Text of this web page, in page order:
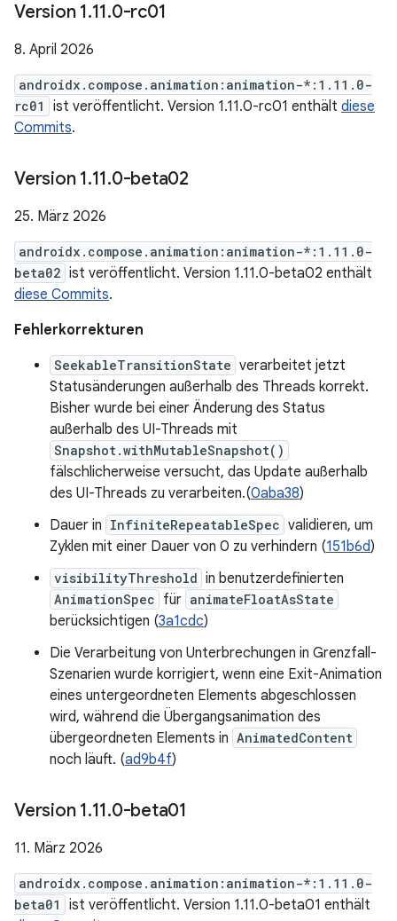
Version 1.11.0-rc01
8. April 2026
androidx.compose.animation:animation-*:1.11.0-
rc01
ist veröffentlicht. Version 1.11.0-rc01 enthält diese
Commits.
Version 1.11.0-beta02
25. März 2026
androidx.compose.animation:animation-*:1.11.0-
beta02 ist veröffentlicht. Version 1.11.0-beta02 enthält
diese Commits.
Fehlerkorrekturen
SeekableTransitionState verarbeitet jetzt
Statusänderungen außerhalb des Threads korrekt.
Bisher wurde bei einer Änderung des Status
außerhalb des UI-Threads mit
Snapshot.withMutableSnapshot()
fälschlicherweise versucht, das Update außerhalb
des UI-Threads zu verarbeiten.(0aba38)
Dauer in InfiniteRepeatableSpec validieren, um
Zyklen mit einer Dauer von 0 zu verhindern (151b6d)
visibilityThreshold in benutzerdefinierten
AnimationSpec für animateFloatAsState
berücksichtigen (3a1cdc)
Die Verarbeitung von Unterbrechungen in Grenzfall-
Szenarien wurde korrigiert, wenn eine Exit-Animation
eines untergeordneten Elements abgeschlossen
wird, während die Übergangsanimation des
übergeordneten Elements in AnimatedContent
noch läuft. (ad9b4f)
Version 1.11.0-beta01
11. März 2026
androidx.compose.animation:animation-*:1.11.0-
beta01
ist veröffentlicht. Version 1.11.0-beta01 enthält